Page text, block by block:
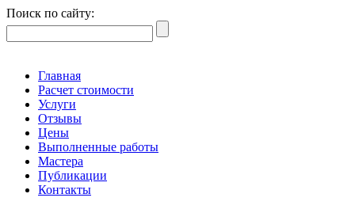
Поиск по сайту:
Главная
Расчет стоимости
Услуги
Отзывы
Цены
Выполненные работы
Мастера
Публикации
Контакты